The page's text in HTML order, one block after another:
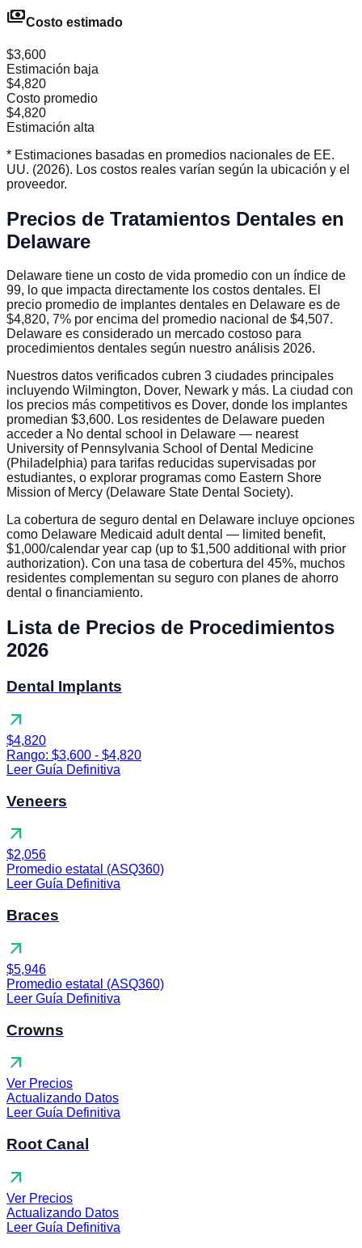
paymentsCosto estimado
$3,600
Estimación baja
$4,820
Costo promedio
$4,820
Estimación alta
* Estimaciones basadas en promedios nacionales de EE.
UU. (2026). Los costos reales varían según la ubicación y el
proveedor.
Precios de Tratamientos Dentales en
Delaware
Delaware tiene un costo de vida promedio con un índice de
99, lo que impacta directamente los costos dentales. El
precio promedio de implantes dentales en Delaware es de
$4,820, 7% por encima del promedio nacional de $4,507.
Delaware es considerado un mercado costoso para
procedimientos dentales según nuestro análisis 2026.
Nuestros datos verificados cubren 3 ciudades principales
incluyendo Wilmington, Dover, Newark y más. La ciudad con
los precios más competitivos es Dover, donde los implantes
promedian $3,600. Los residentes de Delaware pueden
acceder a No dental school in Delaware — nearest
University of Pennsylvania School of Dental Medicine
(Philadelphia) para tarifas reducidas supervisadas por
estudiantes, o explorar programas como Eastern Shore
Mission of Mercy (Delaware State Dental Society).
La cobertura de seguro dental en Delaware incluye opciones
como Delaware Medicaid adult dental — limited benefit,
$1,000/calendar year cap (up to $1,500 additional with prior
authorization). Con una tasa de cobertura del 45%, muchos
residentes complementan su seguro con planes de ahorro
dental o financiamiento.
Lista de Precios de Procedimientos
2026
Dental Implants
arrow_outward
$4,820
Rango: $3,600 - $4,820
Leer Guía Definitiva
Veneers
arrow_outward
$2,056
Promedio estatal (ASQ360)
Leer Guía Definitiva
Braces
arrow_outward
$5,946
Promedio estatal (ASQ360)
Leer Guía Definitiva
Crowns
arrow_outward
Ver Precios
Actualizando Datos
Leer Guía Definitiva
Root Canal
arrow_outward
Ver Precios
Actualizando Datos
Leer Guía Definitiva